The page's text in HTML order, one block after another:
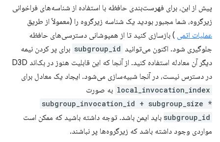
پیش از این، برای فهرست‌بندی حافظه با استفاده از شناسه‌های فراخوانی
زیرگروه، شما مجبور بودید یک شناسه زیرگروه را (معمولاً از طریق
عملیات اتمی ) بازسازی کنید تا از همپوشانی دسترسی‌های حافظه
جلوگیری شود. اکنون می‌توانید subgroup_id برای پر کردن نیمه
دیگر آن معادله استفاده کنید. از آنجا که این قابلیت هنوز در بک‌اند D3D
در دسترس نیست، در آنجا شبیه‌سازی می‌شود. ایجاد یک معادل برای
local_invocation_index به صورت
subgroup_invocation_id + subgroup_size *
subgroup_id باید ایمن باشد. توجه داشته باشید که ممکن است
مواردی وجود داشته باشد که زیرگروه‌ها پر نباشند.